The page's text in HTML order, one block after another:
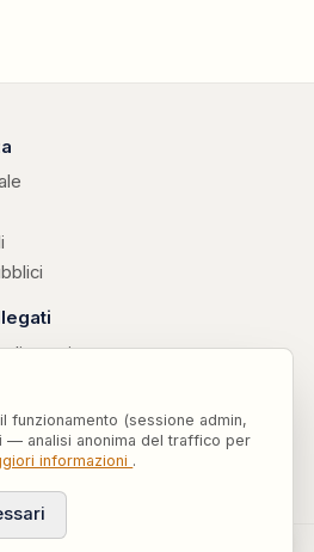
↗
etico curato da Attendiamoci ODV
funzionamento (sessione admin,
analisi anonima del traffico per
informazioni .